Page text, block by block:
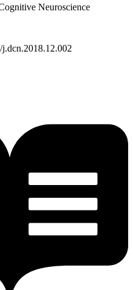
Neuroscience